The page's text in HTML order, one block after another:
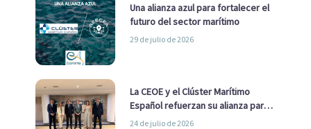
Una alianza azul para fortalecer el
futuro del sector marítimo
29 de julio de 2026
La CEOE y el Clúster Marítimo
Español refuerzan su alianza para
impulsar una estrategia Nacional
24 de julio de 2026